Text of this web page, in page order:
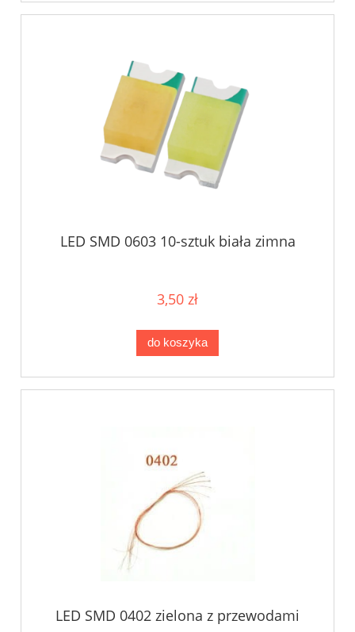
LED SMD 0603 10-sztuk biała zimna
3,50 zł
do koszyka
LED SMD 0402 zielona z przewodami